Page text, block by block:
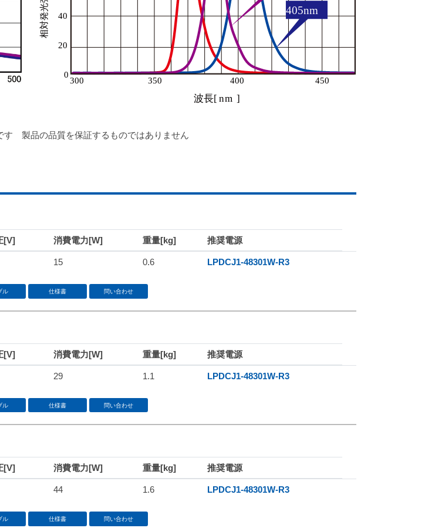
す 製品の品質を保証するものではありません
[V] 消費電力[W] 重量[kg] 推奨電源
15 0.6 LPDCJ1-48301W-R3
ル 仕様書 問い合わせ
[V] 消費電力[W] 重量[kg] 推奨電源
29 1.1 LPDCJ1-48301W-R3
ル 仕様書 問い合わせ
[V] 消費電力[W] 重量[kg] 推奨電源
44 1.6 LPDCJ1-48301W-R3
ル 仕様書 問い合わせ